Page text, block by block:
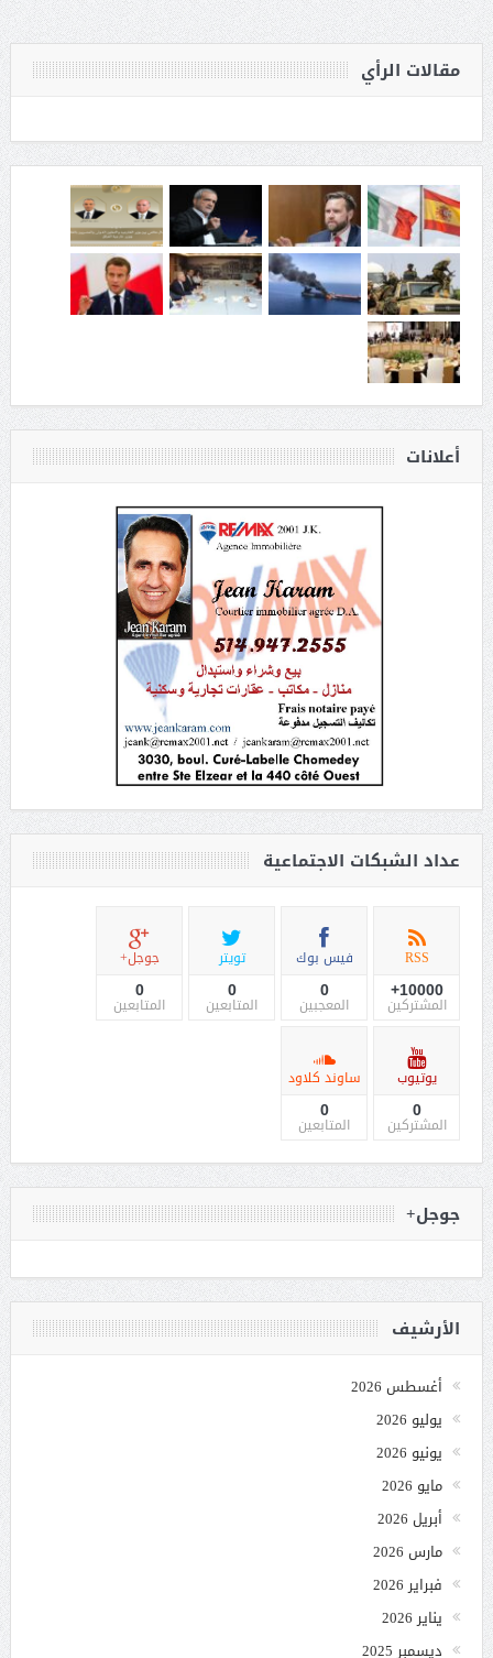
مقالات الرأي
أعلانات
عداد الشبكات الاجتماعية
RSS
10000+
المشتركين
فيس بوك
0
المعجبين
تويتر
0
المتابعين
جوجل+
0
المتابعين
يوتيوب
0
المشتركين
ساوند كلاود
0
المتابعين
جوجل+
الأرشيف
أغسطس 2026
يوليو 2026
يونيو 2026
مايو 2026
أبريل 2026
مارس 2026
فبراير 2026
يناير 2026
ديسمبر 2025